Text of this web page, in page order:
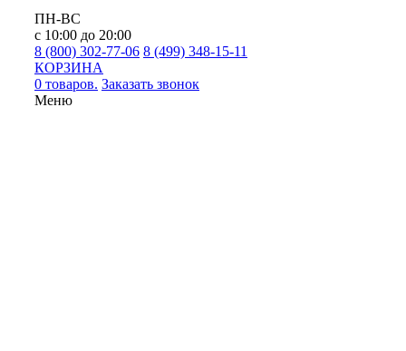
ПН-ВС
с 10:00 до 20:00
8 (800) 302-77-06 8 (499) 348-15-11
КОРЗИНА
0 товаров. Заказать звонок
Меню